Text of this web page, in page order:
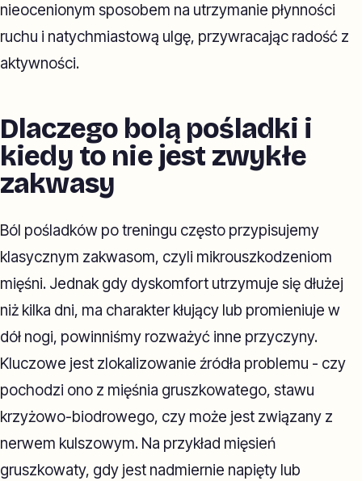
nieocenionym sposobem na utrzymanie płynności
ruchu i natychmiastową ulgę, przywracając radość z
aktywności.
Dlaczego bolą pośladki i
kiedy to nie jest zwykłe
zakwasy
Ból pośladków po treningu często przypisujemy
klasycznym zakwasom, czyli mikrouszkodzeniom
mięśni. Jednak gdy dyskomfort utrzymuje się dłużej
niż kilka dni, ma charakter kłujący lub promieniuje w
dół nogi, powinniśmy rozważyć inne przyczyny.
Kluczowe jest zlokalizowanie źródła problemu - czy
pochodzi ono z mięśnia gruszkowatego, stawu
krzyżowo-biodrowego, czy może jest związany z
nerwem kulszowym. Na przykład mięsień
gruszkowaty, gdy jest nadmiernie napięty lub